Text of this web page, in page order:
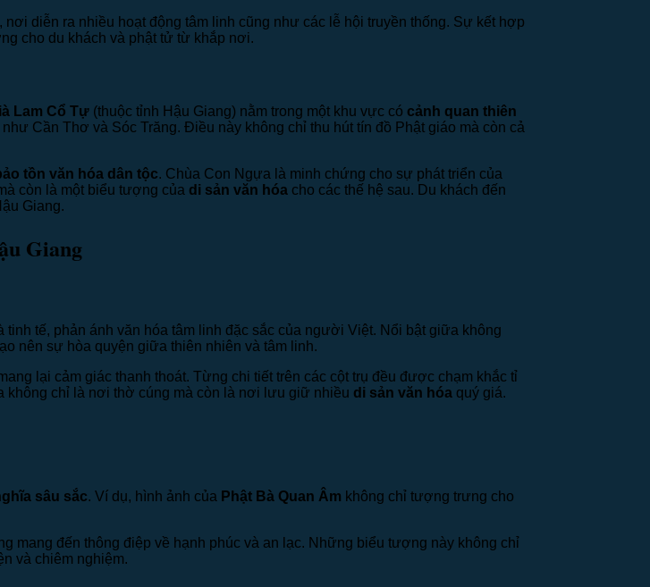
nơi diễn ra nhiều hoạt động tâm linh cũng như các lễ hội truyền thống. Sự kết hợp
cho du khách và phật tử từ khắp nơi.
Lam Cổ Tự (thuộc tỉnh Hậu Giang) nằm trong một khu vực có cảnh quan thiên
Cần Thơ và Sóc Trăng. Điều này không chỉ thu hút tín đồ Phật giáo mà còn cả
tồn văn hóa dân tộc. Chùa Con Ngựa là minh chứng cho sự phát triển của
còn là một biểu tượng của di sản văn hóa cho các thế hệ sau. Du khách đến
Giang.
Giang
tinh tế, phản ánh văn hóa tâm linh đặc sắc của người Việt. Nổi bật giữa không
nên sự hòa quyện giữa thiên nhiên và tâm linh.
lại cảm giác thanh thoát. Từng chi tiết trên các cột trụ đều được chạm khắc tỉ
không chỉ là nơi thờ cúng mà còn là nơi lưu giữ nhiều di sản văn hóa quý giá.
sâu sắc. Ví dụ, hình ảnh của Phật Bà Quan Âm không chỉ tượng trưng cho
mang đến thông điệp về hạnh phúc và an lạc. Những biểu tượng này không chỉ
và chiêm nghiệm.